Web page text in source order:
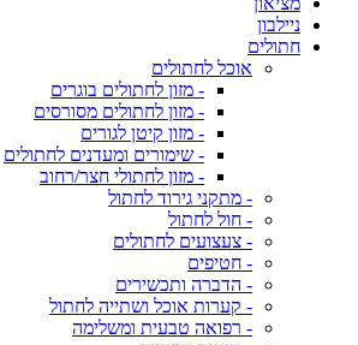
ניילבון
חתולים
אוכל לחתולים
- מזון לחתולים בוגרים
- מזון לחתולים מסורסים
- מזון קיטן לגורים
- שימורים ומעדנים לחתולים
- מזון לחתולי חצר/רחוב
- מתקני גירוד לחתול
- חול לחתול
- צעצועים לחתולים
- חטיפים
- הדברה ותכשירים
- קערות אוכל ושתייה לחתול
- רפואה טבעית ומשלימה